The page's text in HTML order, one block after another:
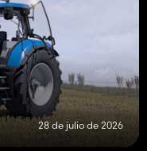
28 de julio de 2026